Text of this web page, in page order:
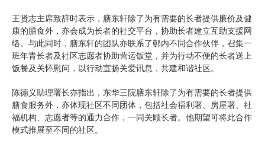
王贤志主席致辞时表示，膳东轩除了为有需要的长者提供廉价及健
康的膳食外，亦会成为长者的社交平台，协助长者建立互助支援网
络。与此同时，膳东轩的团队亦联系了邨内不同合作伙伴，召集一
班年青长者及社区志愿者协助营运饭堂，并为行动不便的长者送上
饭餐及关怀慰问，以行动宣扬关爱讯息，共建和谐社区。
陈德义助理署长亦指出，东华三院膳东轩除了为有需要的长者提供
膳食服务外，亦体现社区不同团体，包括社会福利署、房屋署、社
福机构、志愿者等的通力合作，一同关顾长者。他期望可将此合作
模式推展至不同的社区。